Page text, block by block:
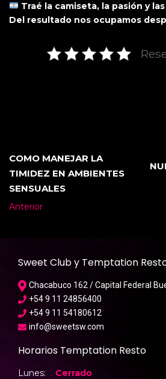
Traé la camiseta, la pasión y
Del resultado nos ocupamos
COMO MANEJAR LA
TIMIDEZ EN AMBIENTES
SENSUALES
Anterior
Sweet Club y Temptation
Chacabuco 162 / Capital Federal
+54 9 11 24856400
+54 9 11 54180612
info@sweetsw.com
Horarios Temptation Resto
Lunes: Cerrado